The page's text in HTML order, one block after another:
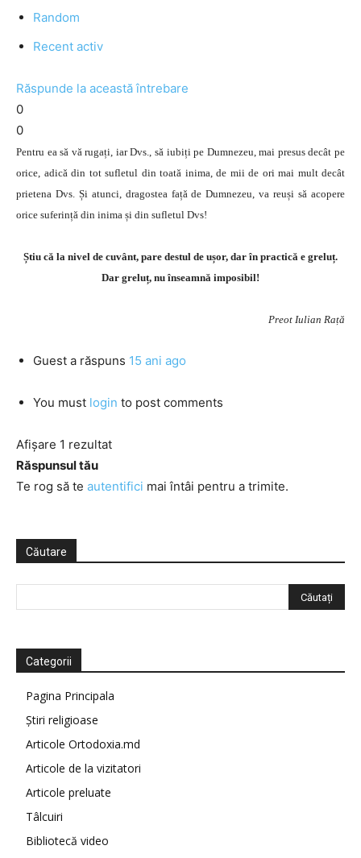
Random
Recent activ
Răspunde la această întrebare
0
0
Pentru ea să vă rugați, iar Dvs., să iubiți pe Dumnezeu, mai presus decât pe
orice, adică din tot sufletul din toată inima, de mii de ori mai mult decât
prietena Dvs. Și atunci, dragostea față de Dumnezeu, va reuși să acopere
orice suferință din inima și din sufletul Dvs!
Știu că la nivel de cuvânt, pare destul de ușor, dar în practică e greluț.
Dar greluț, nu înseamnă imposibil!
Preot Iulian Rață
Guest a răspuns 15 ani ago
You must login to post comments
Afișare 1 rezultat
Răspunsul tău
Te rog să te autentifici mai întâi pentru a trimite.
Căutare
Categorii
Pagina Principala
Știri religioase
Articole Ortodoxia.md
Articole de la vizitatori
Articole preluate
Tâlcuiri
Bibliotecă video